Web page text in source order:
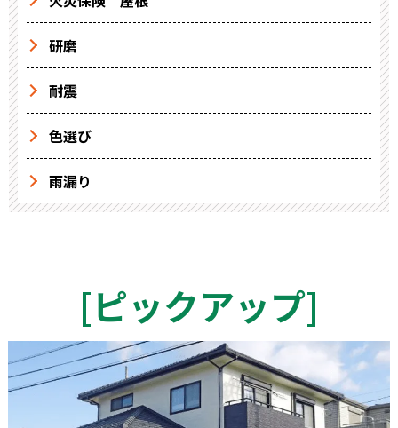
研磨
耐震
色選び
雨漏り
[ピックアップ]